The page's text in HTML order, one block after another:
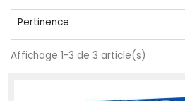
Pertinence
Affichage 1-3 de 3 article(s)